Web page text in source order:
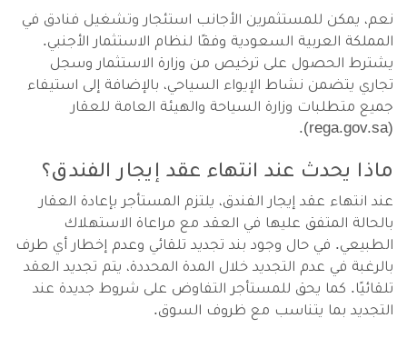
نعم، يمكن للمستثمرين الأجانب استئجار وتشغيل فنادق في
المملكة العربية السعودية وفقًا لنظام الاستثمار الأجنبي.
يشترط الحصول على ترخيص من وزارة الاستثمار وسجل
تجاري يتضمن نشاط الإيواء السياحي، بالإضافة إلى استيفاء
جميع متطلبات وزارة السياحة والهيئة العامة للعقار
(rega.gov.sa).
ماذا يحدث عند انتهاء عقد إيجار الفندق؟
عند انتهاء عقد إيجار الفندق، يلتزم المستأجر بإعادة العقار
بالحالة المتفق عليها في العقد مع مراعاة الاستهلاك
الطبيعي. في حال وجود بند تجديد تلقائي وعدم إخطار أي طرف
بالرغبة في عدم التجديد خلال المدة المحددة، يتم تجديد العقد
تلقائيًا. كما يحق للمستأجر التفاوض على شروط جديدة عند
التجديد بما يتناسب مع ظروف السوق.